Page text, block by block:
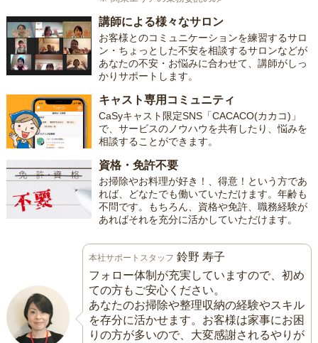
講師による様々なサロン
お客様とのコミュニケーションを練習するサロ
ン・ちょっとした不安を相談するサロンなどが
あなたの不安・お悩みに合わせて、講師がしっ
かりサポートします。
キャスト専用コミュニティ
CaSyキャスト限定SNS「CACACO(カカコ)」
で、サービスのノウハウを共有したり、悩みを
相談することができます。
資格・免許不要
お掃除やお料理が好き！、得意！という方であ
れば、どなたでも働いていただけます。年齢も
不問です。もちろん、資格や免許、職務経験が
あればそれを充分に活かしていただけます。
本社サポートスタッフ 鈴野 寿子
フォロー体制が充実していますので、初め
ての方もご安心ください。
あなたのお掃除や整理収納の経験やスキル
を存分に活かせます。お客様は家事にお困
りの方が多いので、大変感謝されるやりが